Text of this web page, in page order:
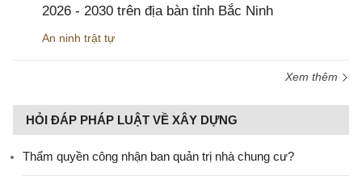
2026 - 2030 trên địa bàn tỉnh Bắc Ninh
An ninh trật tự
Xem thêm
HỎI ĐÁP PHÁP LUẬT VỀ XÂY DỰNG
Thẩm quyền công nhận ban quản trị nhà chung cư?